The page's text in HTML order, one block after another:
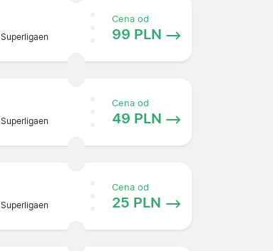
Superligaen
Cena od
99 PLN
Superligaen
Cena od
49 PLN
Superligaen
Cena od
25 PLN